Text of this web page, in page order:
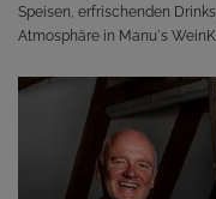
Speisen, erfrischenden
Atmosphäre in Manu`s